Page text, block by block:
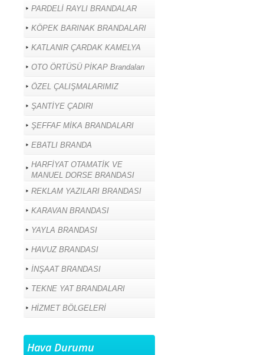
PARDELİ RAYLI BRANDALAR
KÖPEK BARINAK BRANDALARI
KATLANIR ÇARDAK KAMELYA
OTO ÖRTÜSÜ PİKAP Brandaları
ÖZEL ÇALIŞMALARIMIZ
ŞANTİYE ÇADIRI
ŞEFFAF MİKA BRANDALARI
EBATLI BRANDA
HARFİYAT OTAMATİK VE
MANUEL DORSE BRANDASI
REKLAM YAZILARI BRANDASI
KARAVAN BRANDASI
YAYLA BRANDASI
HAVUZ BRANDASI
İNŞAAT BRANDASI
TEKNE YAT BRANDALARI
HİZMET BÖLGELERİ
Hava Durumu